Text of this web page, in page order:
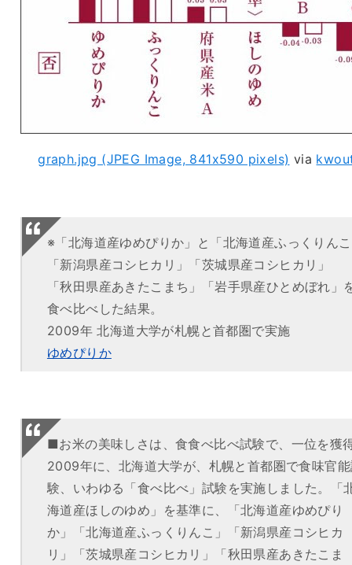
graph.jpg (JPEG Image, 841x590 pixels) via
※「北海道産ゆめぴりか」と「北海道産ふっくりん
「新潟県産コシヒカリ」「茨城県産コシヒカリ」
「秋田県産あきたこまち」「岩手県産ひとめぼれ」
食べ比べした結果。
2009年 北海道大学が札幌と首都圏で実施
ゆめぴりか
■お米の美味しさは、食食べ比べ試験で、一位を獲
2009年に、北海道大学が、札幌と首都圏で食味官
験、いわゆる「食べ比べ」試験を実施しました。「
海道産ほしのゆめ」を基準に、「北海道産ゆめぴり
か」「北海道産ふっくりんこ」「新潟県産コシヒカ
リ」「茨城県産コシヒカリ」「秋田県産あきたこま